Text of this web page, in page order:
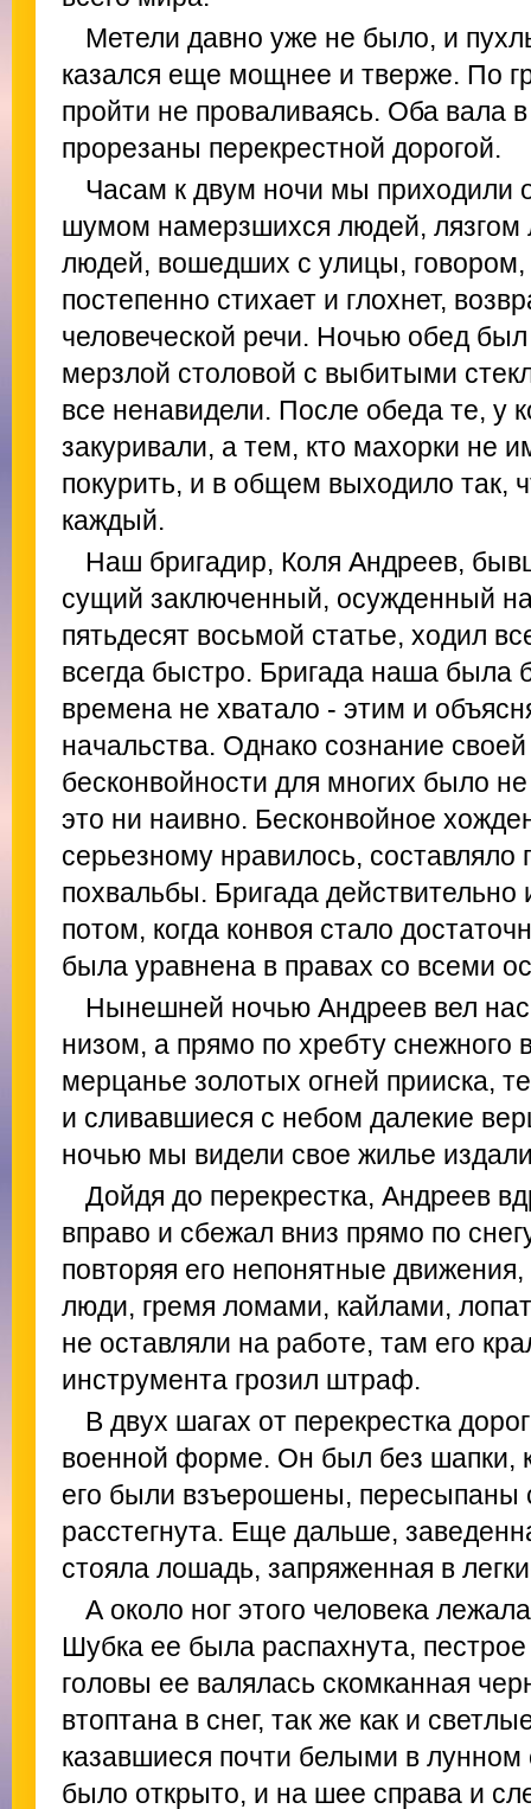
Метели давно уже не было, и
казался еще мощнее и тверже. По
пройти не проваливаясь. Оба вала
прорезаны перекрестной дорогой.
Часам к двум ночи мы приходили
шумом намерзшихся людей, лязгом
людей, вошедших с улицы,
постепенно стихает и глохнет,
человеческой речи. Ночью обед был
мерзлой столовой с выбитыми
все ненавидели. После обеда те, у
закуривали, а тем, кто махорки не
покурить, и в общем выходило так,
каждый.
Наш бригадир, Коля Андреев,
сущий заключенный, осужденный
пятьдесят восьмой статье, ходил
всегда быстро. Бригада наша была
времена не хватало - этим и
начальства. Однако сознание
бесконвойности для многих было
это ни наивно. Бесконвойное
серьезному нравилось, составляло
похвальбы. Бригада
потом, когда конвоя стало
была уравнена в правах со всеми
Нынешней ночью Андреев вел
низом, а прямо по хребту снежного
мерцанье золотых огней прииска,
и сливавшиеся с небом далекие
ночью мы видели свое жилье
Дойдя до перекрестка, Андреев
вправо и сбежал вниз прямо по
повторяя его непонятные
люди, гремя ломами, кайлами,
не оставляли на работе, там его
инструмента грозил штраф.
В двух шагах от перекрестка
военной форме. Он был без шапки,
его были взъерошены, пересыпаны
расстегнута. Еще дальше,
стояла лошадь, запряженная в
А около ног этого человека
Шубка ее была распахнута,
головы ее валялась скомканная
втоптана в снег, так же как и
казавшиеся почти белыми в лунном
было открыто, и на шее справа и